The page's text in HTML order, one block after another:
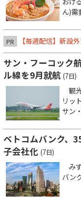
ん)需
PR 【毎週配信】新設
サン・フーコック
ル線を9月就航 (7日)
観
リッ
サン
ベトコムバンク、
子会社化 (7日)
み
バン